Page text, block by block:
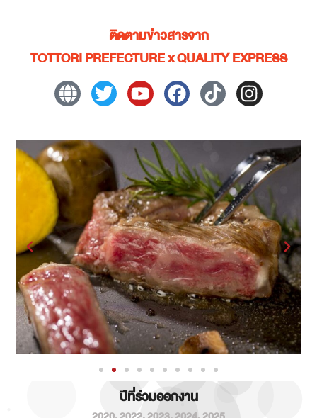
ติดตามข่าวสารจาก
TOTTORI PREFECTURE x QUALITY EXPRESS
ปีที่ร่วมออกงาน